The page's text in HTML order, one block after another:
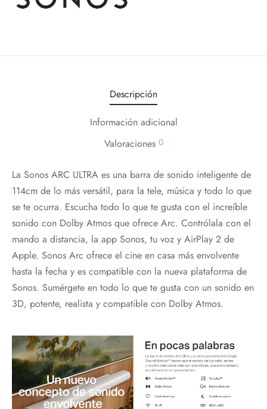
Descripción
Información adicional
Valoraciones 0
La Sonos ARC ULTRA es una barra de sonido inteligente de
114cm de lo más versátil, para la tele, música y todo lo que
se te ocurra. Escucha todo lo que te gusta con el increíble
sonido con Dolby Atmos que ofrece Arc. Contrólala con el
mando a distancia, la app Sonos, tu voz y AirPlay 2 de
Apple. Sonos Arc ofrece el cine en casa más envolvente
hasta la fecha y es compatible con la nueva plataforma de
Sonos. Sumérgete en todo lo que te gusta con un sonido en
3D, potente, realista y compatible con Dolby Atmos.